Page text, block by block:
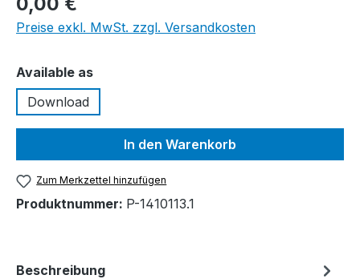
Preise exkl. MwSt. zzgl. Versandkosten
Available asauswählen
Download
In den Warenkorb
Zum Merkzettel hinzufügen
Produktnummer: P-1410113.1
Beschreibung